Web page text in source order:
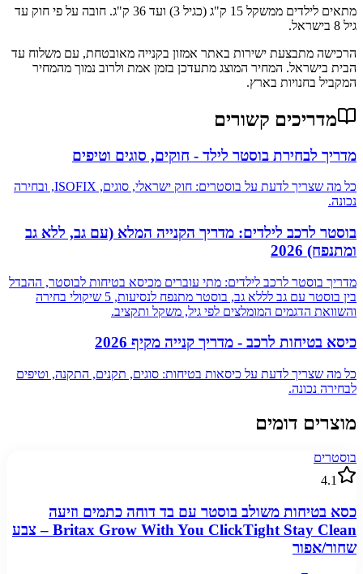
מתאים לילדים ממשקל 15 ק"ג (כגיל 3) ועד 36 ק"ג. חובה על פי חוק עד
גיל 8 בישראל.
הרכישה מתבצעת ישירות באתר אמזון בקנייה מאובטחת, עם משלוח עד
הבית בישראל. המחיר המוצג מתעדכן בזמן אמת ולרוב נמוך מהמחיר
המקביל בחנויות בארץ.
מדריכים קשורים
מדריך לבחירת בוסטר לילד - חוקים, סוגים וטיפים
כל מה שצריך לדעת על בוסטרים: חוק ישראלי, סוגים, ISOFIX, ובחירה
נכונה.
בוסטר לרכב לילדים: מדריך הקנייה המלא (עם גב, ללא גב
ומתנפח) 2026
מדריך בוסטר לרכב לילדים: מתי עוברים מכיסא בטיחות לבוסטר, ההבדל
בין בוסטר עם גב לללא גב, בוסטר מתנפח לנסיעות, 5 שיקולי בחירה
והשוואת הדגמים המומלצים לפי גיל, משקל ותקציב.
כיסא בטיחות לרכב - מדריך קנייה מקיף 2026
כל מה שצריך לדעת על כיסאות בטיחות: סוגים, תקנים, התקנה, וטיפים
לבחירה נכונה.
מוצרים דומים
בוסטרים
4.1
כסא בטיחות משולב בוסטר עם בד דוחה כתמים וזיעה
Britax Grow With You ClickTight Stay Clean – צבע
שחור/אפור